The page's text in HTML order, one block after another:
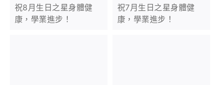
祝8月生日之星身體健
康，學業進步！
祝7月生日之星身體健
康，學業進步！